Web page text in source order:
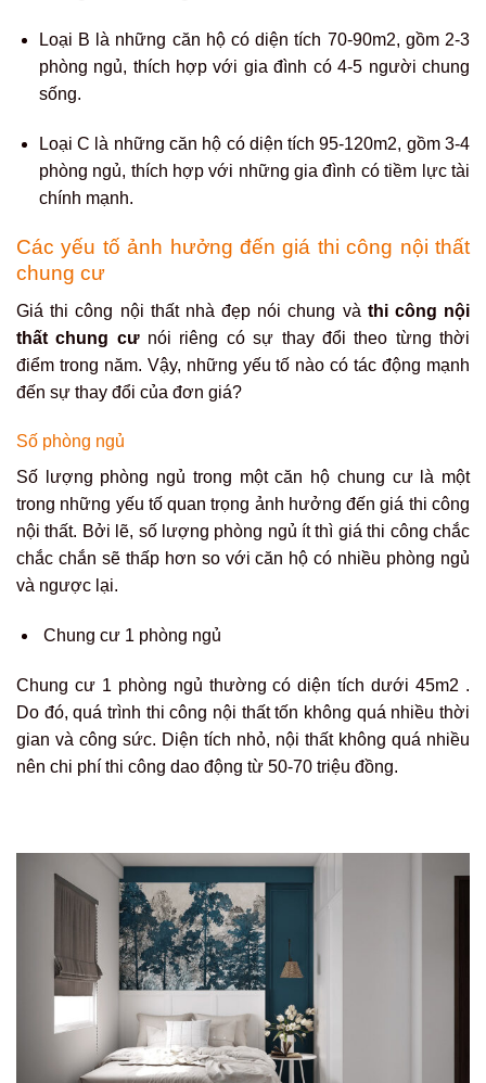
Loại B là những căn hộ có diện tích 70-90m2, gồm 2-3
phòng ngủ, thích hợp với gia đình có 4-5 người chung
sống.
Loại C là những căn hộ có diện tích 95-120m2, gồm 3-4
phòng ngủ, thích hợp với những gia đình có tiềm lực tài
chính mạnh.
Các yếu tố ảnh hưởng đến giá thi công nội thất
chung cư
Giá thi công nội thất nhà đẹp nói chung và thi công nội
thất chung cưnói riêng có sự thay đổi theo từng thời
điểm trong năm. Vậy, những yếu tố nào có tác động mạnh
đến sự thay đổi của đơn giá?
Số phòng ngủ
Số lượng phòng ngủ trong một căn hộ chung cư là một
trong những yếu tố quan trọng ảnh hưởng đến giá thi công
nội thất. Bởi lẽ, số lượng phòng ngủ ít thì giá thi công chắc
chắc chắn sẽ thấp hơn so với căn hộ có nhiều phòng ngủ
và ngược lại.
Chung cư 1 phòng ngủ
Chung cư 1 phòng ngủ thường có diện tích dưới 45m2 .
Do đó, quá trình thi công nội thất tốn không quá nhiều thời
gian và công sức. Diện tích nhỏ, nội thất không quá nhiều
nên chi phí thi công dao động từ 50-70 triệu đồng.